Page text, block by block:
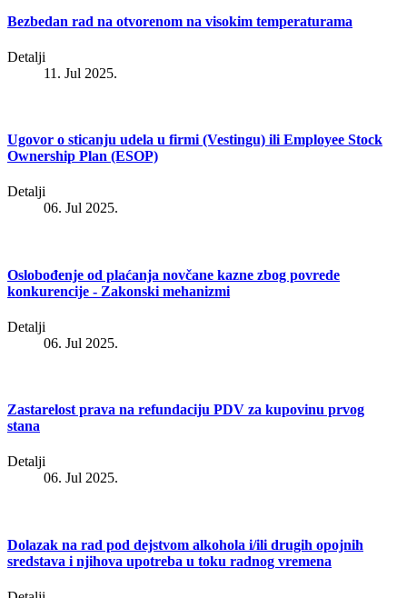
Bezbedan rad na otvorenom na visokim temperaturama
Detalji
11. Jul 2025.
Ugovor o sticanju udela u firmi (Vestingu) ili Employee Stock
Ownership Plan (ESOP)
Detalji
06. Jul 2025.
Oslobođenje od plaćanja novčane kazne zbog povrede
konkurencije - Zakonski mehanizmi
Detalji
06. Jul 2025.
Zastarelost prava na refundaciju PDV za kupovinu prvog
stana
Detalji
06. Jul 2025.
Dolazak na rad pod dejstvom alkohola i/ili drugih opojnih
sredstava i njihova upotreba u toku radnog vremena